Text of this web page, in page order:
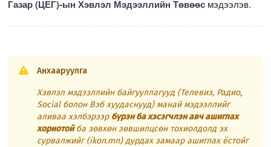
Газар (ЦЕГ)-ын Хэвлэл Мэдээллийн Төвөөс мэдээлэв.
Анхааруулга
Хэвлэл мэдээллийн байгууллагууд (Телевиз, Радио,
Social болон Вэб хуудаснууд) манай мэдээллийг
аливаа хэлбэрээр бүрэн ба хэсэгчлэн авч ашиглах
хориотойба зөвхөн зөвшилцсөн тохиолдолд эх
сурвалжийг (ikon.mn) дурдах замаар ашиглах ёстойг